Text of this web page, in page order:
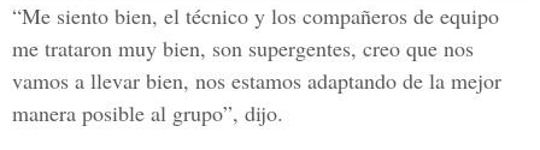
“Me siento bien, el técnico y los compañeros de equipo
me trataron muy bien, son supergentes, creo que nos
vamos a llevar bien, nos estamos adaptando de la mejor
manera posible al grupo”, dijo.